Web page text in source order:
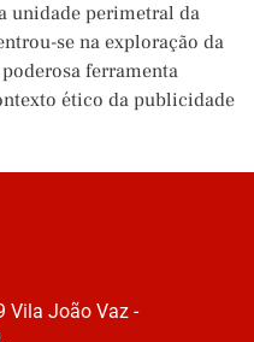
unidade perimetral da
se na exploração da
ferramenta
ético da publicidade
Vila João Vaz -